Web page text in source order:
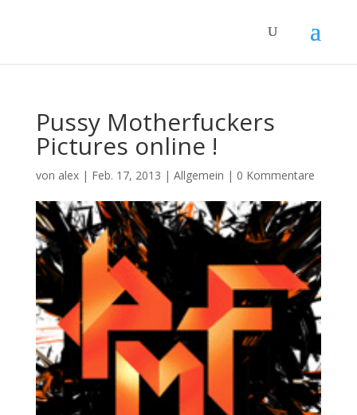
Pussy Motherfuckers
Pictures online !
von alex| Feb. 17, 2013 | Allgemein | 0 Kommentare